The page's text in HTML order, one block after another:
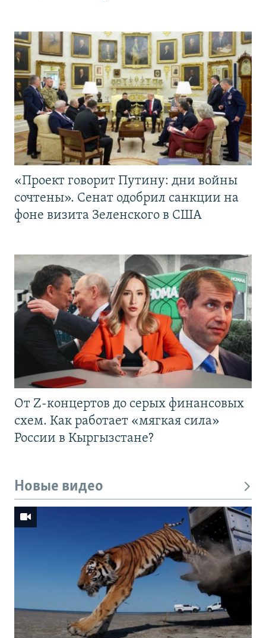
«Проект говорит Путину: дни войны
сочтены». Сенат одобрил санкции на
фоне визита Зеленского в США
От Z-концертов до серых финансовых
схем. Как работает «мягкая сила»
России в Кыргызстане?
Новые видео